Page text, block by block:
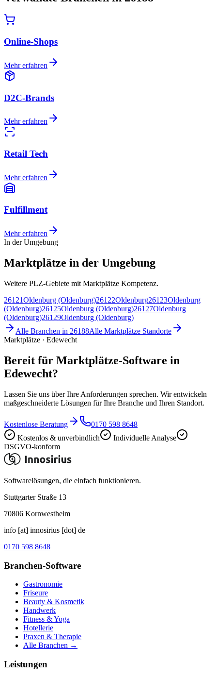
Online-Shops
Mehr erfahren
D2C-Brands
Mehr erfahren
Retail Tech
Mehr erfahren
Fulfillment
Mehr erfahren
In der Umgebung
Marktplätze in der Umgebung
Weitere PLZ-Gebiete mit Marktplätze Kompetenz.
26121Oldenburg (Oldenburg)26122Oldenburg26123Oldenburg
(Oldenburg)26125Oldenburg (Oldenburg)26127Oldenburg
(Oldenburg)26129Oldenburg (Oldenburg)
Alle Branchen in 26188Alle Marktplätze Standorte
Marktplätze · Edewecht
Bereit für Marktplätze-Software in
Edewecht?
Lassen Sie uns über Ihre Anforderungen sprechen. Wir entwickeln
maßgeschneiderte Lösungen für Ihre Branche und Ihren Standort.
Kostenlose Beratung
0170 598 8648
Kostenlos & unverbindlich
Individuelle Analyse
DSGVO-konform
Softwarelösungen, die einfach funktionieren.
Stuttgarter Straße 13
70806 Kornwestheim
info [at] innosirius [dot] de
0170 598 8648
Branchen-Software
Gastronomie
Friseure
Beauty & Kosmetik
Handwerk
Fitness & Yoga
Hotellerie
Praxen & Therapie
Alle Branchen →
Leistungen